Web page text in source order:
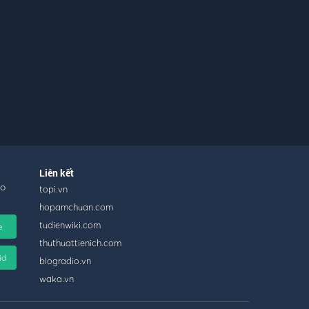
Liên kết
topi.vn
hopamchuan.com
tudienwiki.com
thuthuattienich.com
blogradio.vn
waka.vn